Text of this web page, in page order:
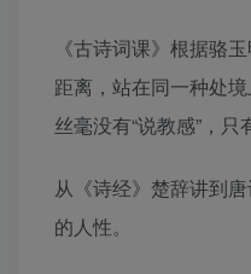
《古诗词课》根据骆
距离，站在同一种处
丝毫没有“说教感”，
从《诗经》楚辞讲到
的人性。